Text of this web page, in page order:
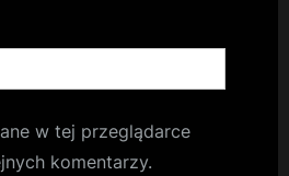
w tej przeglądarce
komentarzy.